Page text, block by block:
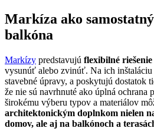
Markíza ako
balkóna
Markízy predstavujú flexibilné riešenie
vysunúť alebo zvinúť. Na ich inštaláciu
stavebné úpravy, a poskytujú dostatok
že nie sú navrhnuté ako úplná ochrana
širokému výberu typov a materiálov
architektonickým doplnkom nielen
domov, ale aj na balkónoch a